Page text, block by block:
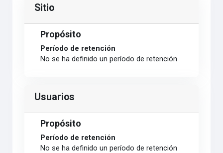
Sitio
Propósito
Período de retención
No se ha definido un período de retención
Usuarios
Propósito
Período de retención
No se ha definido un período de retención